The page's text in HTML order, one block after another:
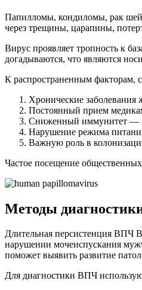
Папилломы, кондиломы, рак
через трещины, царапины,
Вирус проявляет тропность к
догадываются, что являются
К распространенным факторам,
Хронические заболевания
Постоянный прием
Сниженный иммунитет —
Нарушение режима
Важную роль в
Частое посещение
Методы
Длительная персистенция ВПЧ
нарушении мочеиспускания
поможет выявить развитие
Для диагностики ВПЧ